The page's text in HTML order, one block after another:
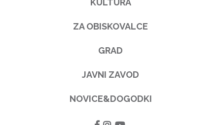
KULTURA
ZA OBISKOVALCE
GRAD
JAVNI ZAVOD
NOVICE&DOGODKI